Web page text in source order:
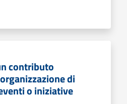
contributo
di
o iniziative